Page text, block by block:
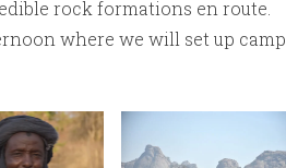
rock formations en route.
where we will set up camp